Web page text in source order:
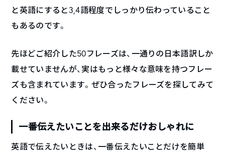
と英語にすると3,4語程度でしっかり伝わっていること
もあるのです。
先ほどご紹介した50フレーズは、一通りの日本語訳しか
載せていませんが、実はもっと様々な意味を持つフレー
ズも含まれています。ぜひ合ったフレーズを探してみて
ください。
一番伝えたいことを出来るだけおしゃれに
英語で伝えたいときは、一番伝えたいことだけを簡単